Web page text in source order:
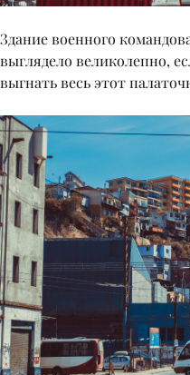
Здание военного
выглядело великолепно,
выгнать весь этот